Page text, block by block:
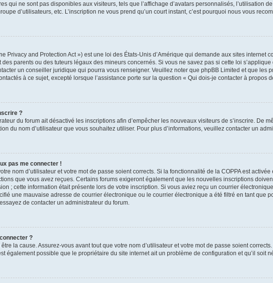
qui ne sont pas disponibles aux visiteurs, tels que l’affichage d’avatars personnalisés, l’utilisation
d’utilisateurs, etc. L’inscription ne vous prend qu’un court instant, c’est pourquoi nous vous
Privacy and Protection Act ») est une loi des États-Unis d’Amérique qui demande aux sites
parents ou des tuteurs légaux des mineurs concernés. Si vous ne savez pas si cette loi
un conseiller juridique qui pourra vous renseigner. Veuillez noter que phpBB Limited et que les
à ce sujet, excepté lorsque l’assistance porte sur la question « Qui dois-je contacter à propos
?
du forum ait désactivé les inscriptions afin d’empêcher les nouveaux visiteurs de s’inscrire. De
du nom d’utilisateur que vous souhaitez utiliser. Pour plus d’informations, veuillez contacter un
pas me connecter !
nom d’utilisateur et votre mot de passe soient corrects. Si la fonctionnalité de la COPPA est
que vous avez reçues. Certains forums exigeront également que les nouvelles inscriptions
; cette information était présente lors de votre inscription. Si vous aviez reçu un courrier
une mauvaise adresse de courrier électronique ou le courrier électronique a été filtré en tant que
de contacter un administrateur du forum.
?
la cause. Assurez-vous avant tout que votre nom d’utilisateur et votre mot de passe soient
également possible que le propriétaire du site internet ait un problème de configuration et qu’il soit